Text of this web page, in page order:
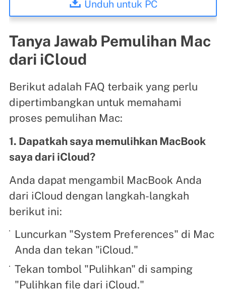
Unduh untuk PC
Tanya Jawab Pemulihan Mac
dari iCloud
Berikut adalah FAQ terbaik yang perlu
dipertimbangkan untuk memahami
proses pemulihan Mac:
1. Dapatkah saya memulihkan MacBook
saya dari iCloud?
Anda dapat mengambil MacBook Anda
dari iCloud dengan langkah-langkah
berikut ini:
Luncurkan "System Preferences" di Mac
Anda dan tekan "iCloud."
Tekan tombol "Pulihkan" di samping
"Pulihkan file dari iCloud."